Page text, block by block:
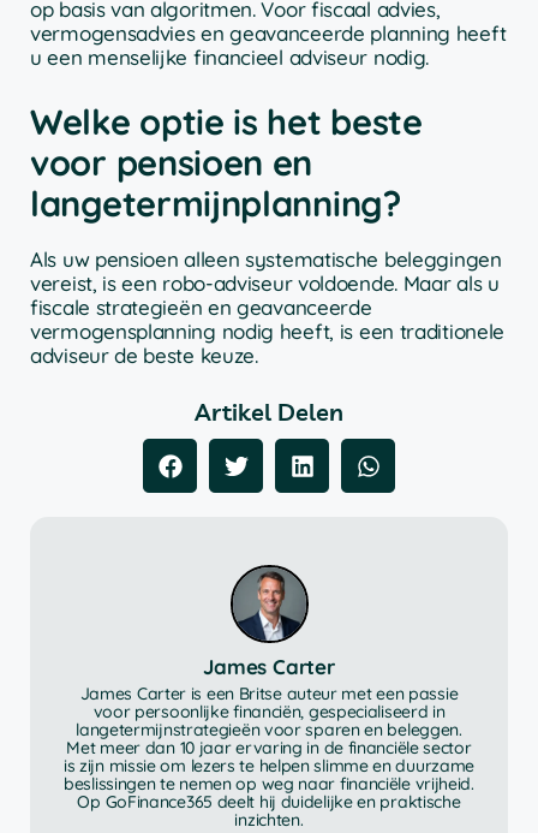
op basis van algoritmen. Voor fiscaal advies,
vermogensadvies en geavanceerde planning heeft
u een menselijke financieel adviseur nodig.
Welke optie is het beste
voor pensioen en
langetermijnplanning?
Als uw pensioen alleen systematische beleggingen
vereist, is een robo-adviseur voldoende. Maar als u
fiscale strategieën en geavanceerde
vermogensplanning nodig heeft, is een traditionele
adviseur de beste keuze.
Artikel Delen
James Carter
James Carter is een Britse auteur met een passie
voor persoonlijke financiën, gespecialiseerd in
langetermijnstrategieën voor sparen en beleggen.
Met meer dan 10 jaar ervaring in de financiële sector
is zijn missie om lezers te helpen slimme en duurzame
beslissingen te nemen op weg naar financiële vrijheid.
Op GoFinance365 deelt hij duidelijke en praktische
inzichten.